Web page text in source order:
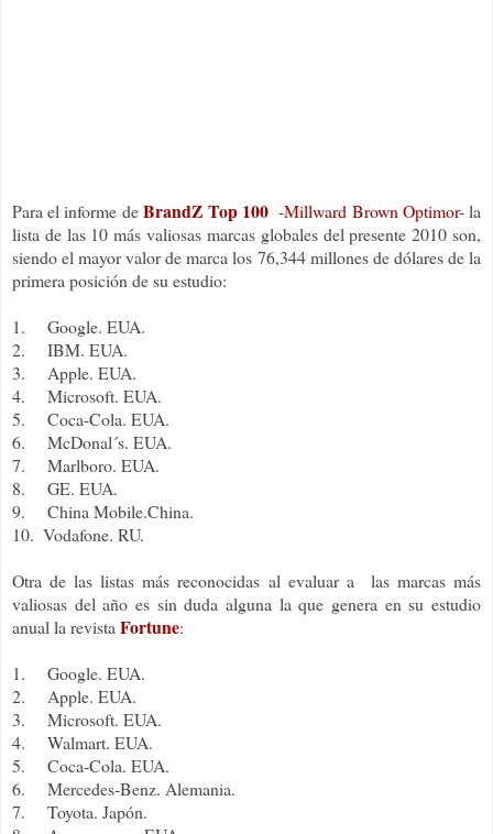
Para el informe deBrandZ Top 100 -Millward Brown Optimor- la
lista de las 10 más valiosas marcas globales del presente 2010 son,
siendo el mayor valor de marca los 76,344 millones de dólares de la
primera posición de su estudio:
1.
Google. EUA.
2.
IBM. EUA.
3.
Apple. EUA.
4.
Microsoft. EUA.
5.
Coca-Cola. EUA.
6.
McDonal´s. EUA.
7.
Marlboro. EUA.
8.
GE. EUA.
9.
China Mobile.China.
10. Vodafone. RU.
Otra de las listas más reconocidas al evaluar a las marcas más
valiosas del año es sin duda alguna la que genera en su estudio
anual la revistaFortune:
1.
Google. EUA.
2.
Apple. EUA.
3.
Microsoft. EUA.
4.
Walmart. EUA.
5.
Coca-Cola. EUA.
6.
Mercedes-Benz. Alemania.
7.
Toyota. Japón.